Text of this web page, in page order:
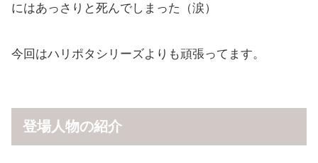
にはあっさりと死んでしまった（涙）
今回はハリポタシリーズよりも頑張ってます。
登場人物の紹介